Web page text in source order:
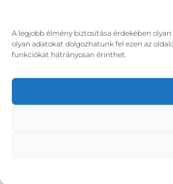
A legjobb élmény biztosítása érdekében
olyan adatokat dolgozhatunk fel ezen az
funkciókat hátrányosan érinthet.